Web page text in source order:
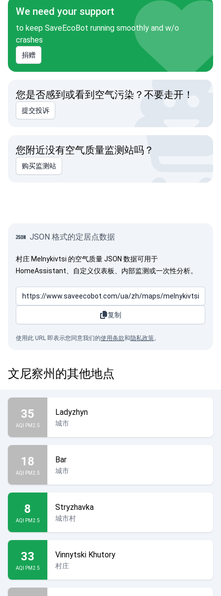
We need your support
to keep SaveEcoBot running smoothly and w/o
crashes
捐赠
您是否感到或看到空气污染？不要走开！
提交投诉
您附近没有空气质量监测站吗？
购买监测站
JSON 格式的定居点数据
村庄 Melnykivtsi 的空气质量 JSON 数据可用于
HomeAssistant、自定义仪表板、内部监测或一次性分析。
复制
使用此 URL 即表示您同意我们的使用条款和隐私政策。
文尼察州的其他地点
35
AQI PM2.5
Ladyzhyn
城市
18
AQI PM2.5
Bar
城市
8
AQI PM2.5
Stryzhavka
城市村
33
AQI PM2.5
Vinnytski Khutory
村庄